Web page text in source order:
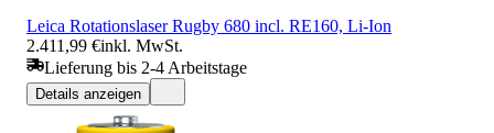
Leica Rotationslaser Rugby 680 incl. RE160, Li-Ion
2.411,99 €inkl. MwSt.
Lieferung bis 2-4 Arbeitstage
Details anzeigen